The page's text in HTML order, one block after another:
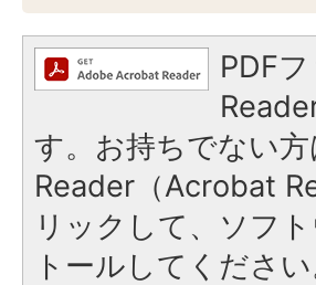
PDF
す。お持ちでない
Reader（Acrobat
リックして、ソフ
トールしてください